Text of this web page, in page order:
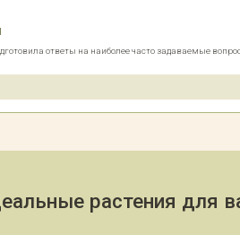
ответы на наиболее часто задаваемые
растения для